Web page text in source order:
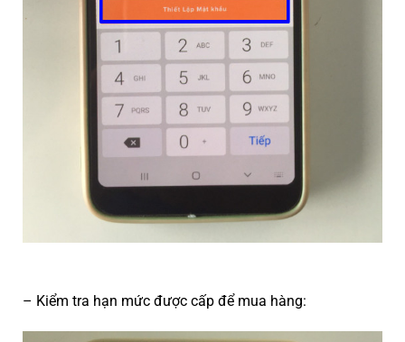
– Kiểm tra hạn mức được cấp để mua hàng: